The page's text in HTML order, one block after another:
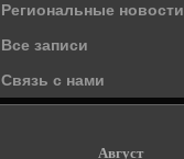
Региональные новости
Все записи
Связь с нами
Август